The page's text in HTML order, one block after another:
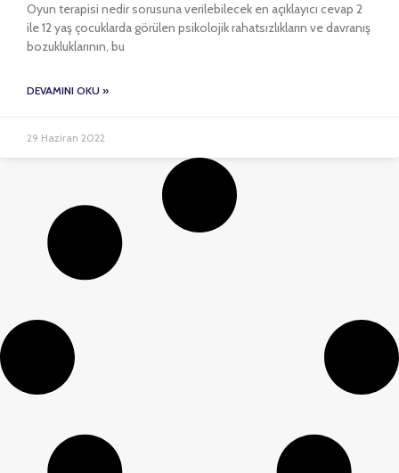
Oyun terapisi nedir sorusuna verilebilecek en açıklayıcı cevap 2
ile 12 yaş çocuklarda görülen psikolojik rahatsızlıkların ve davranış
bozukluklarının, bu
DEVAMINI OKU »
29 Haziran 2022